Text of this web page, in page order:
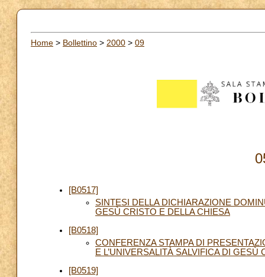
Home > Bollettino > 2000 > 09
[B0517]
SINTESI DELLA DICHIARAZIONE
GESÙ CRISTO E DELLA CHIESA
[B0518]
CONFERENZA STAMPA DI
E L’UNIVERSALITÀ SALVIFICA DI GESÙ
[B0519]